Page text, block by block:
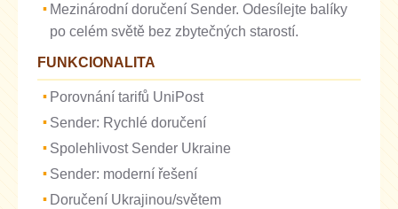
Mezinárodní doručení Sender. Odesílejte balíky
po celém světě bez zbytečných starostí.
FUNKCIONALITA
Porovnání tarifů UniPost
Sender: Rychlé doručení
Spolehlivost Sender Ukraine
Sender: moderní řešení
Doručení Ukrajinou/světem